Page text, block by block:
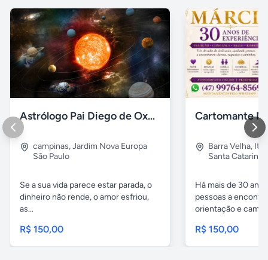
Astrólogo Pai Diego de Oxum
campinas,Jardim Nova Europa
São Paulo
Se a sua vida parece estar parada, o
dinheiro não rende, o amor esfriou,
as...
R$ 150,00
Cartomante
Barra Velha,
Santa Catarina
Há mais de 30
pessoas a
orientação e
R$ 150,00